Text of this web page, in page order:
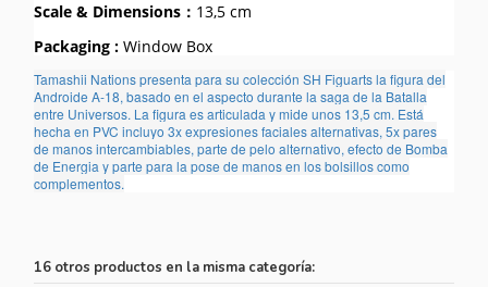
Scale & Dimensions： 13,5 cm
Packaging : Window Box
Tamashii Nations presenta para su colección SH Figuarts la figura del
Androide A-18, basado en el aspecto durante la saga de la Batalla
entre Universos. La figura es articulada y mide unos 13,5 cm. Está
hecha en PVC incluyo 3x expresiones faciales alternativas, 5x pares
de manos intercambiables, parte de pelo alternativo, efecto de Bomba
de Energia y parte para la pose de manos en los bolsillos como
complementos.
16 otros productos en la misma categoría: